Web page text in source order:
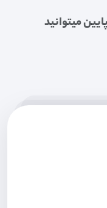
میتوانید